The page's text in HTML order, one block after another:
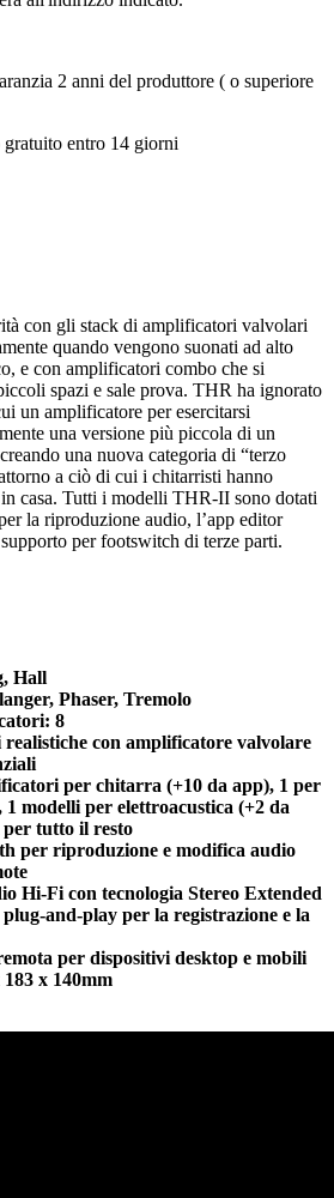
2 anni del produttore ( o superiore
gratuito entro 14 giorni
con gli stack di amplificatori valvolari
quando vengono suonati ad alto
e con amplificatori combo che si
spazi e sale prova. THR ha ignorato
un amplificatore per esercitarsi
una versione più piccola di un
una nuova categoria di “terzo
a ciò di cui i chitarristi hanno
casa. Tutti i modelli THR-II sono dotati
la riproduzione audio, l’app editor
per footswitch di terze parti.
Hall
Phaser, Tremolo
8
realistiche con amplificatore valvolare
per chitarra (+10 da app), 1 per
1 modelli per elettroacustica (+2 da
tutto il resto
per riproduzione e modifica audio
Hi-Fi con tecnologia Stereo Extended
and-play per la registrazione e la
per dispositivi desktop e mobili
x 140mm